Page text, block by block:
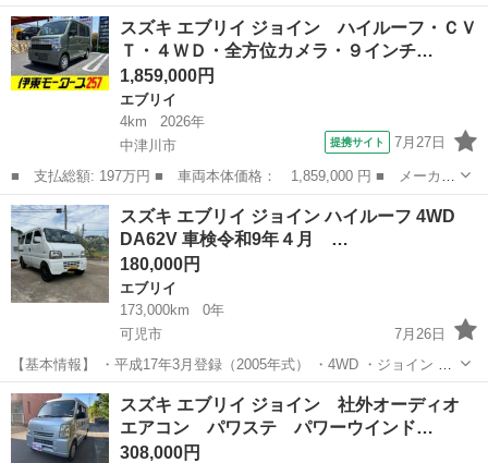
名： スズキ ■ 車種名： エブリイ ■ グレード名： ジョイン
ハイルーフ・５ＭＴ・４ＷＤ・ＬＥＤヘッド・届出済未使用車・キー
レス・衝突...
岐阜 中津川市 エブリイ
スズキ エブリイ ジョイン ハイルーフ・ＣＶ
Ｔ・４ＷＤ・全方位カメラ・９インチ…
1,859,000円
エブリイ
4km
2026年
中津川市
提携サイト 7月27日
■ 支払総額: 197万円 ■ 車両本体価格： 1,859,000 円 ■ メーカー
名： スズキ ■ 車種名： エブリイ ■ グレード名： ジョイン
ハイルーフ・ＣＶＴ・４ＷＤ・全方位カメラ・９インチナビ・届出済
未使用車・...
岐阜 中津川市 エブリイ
スズキ エブリイ ジョイン ハイルーフ 4WD
DA62V 車検令和9年４月 …
180,000円
エブリイ
173,000km
0年
可児市
7月26日
【基本情報】 ・平成17年3月登録（2005年式） ・4WD ・ジョイン ・
ハイルーフ ・3AT ・走行距離：約173,000km ・LEDヘッドライト交換
済み ・ヨコハマ ジオランダーMTタイヤ装着 年式相応の小キズや経...
岐阜 可児市 エブリイ
スズキ エブリイ ジョイン 社外オーディオ
エアコン パワステ パワーウインド…
308,000円